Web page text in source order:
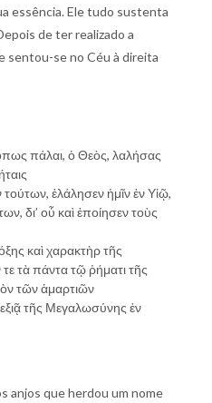
essência. Ele tudo sustenta
de ter realizado a
sentou-se no Céu à direita
πάλαι, ὁ Θεὸς, λαλήσας
ἐλάλησεν ἡμῖν ἐν Υἱῷ,
δι’ οὗ καὶ ἐποίησεν τοὺς
καὶ χαρακτὴρ τῆς
τὰ πάντα τῷ ῥήματι τῆς
τῶν ἁμαρτιῶν
τῆς Μεγαλωσύνης ἐν
anjos que herdou um nome